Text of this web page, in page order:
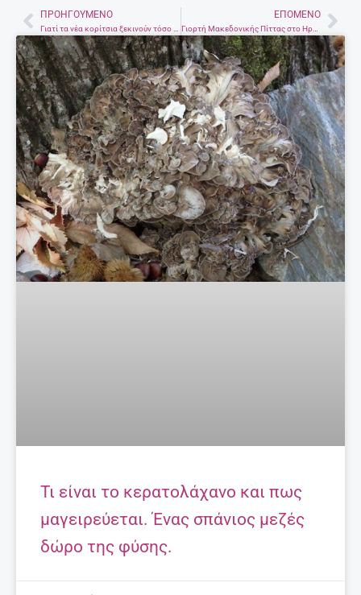
Prev
ΠΡΟΗΓΟΎΜΕΝΟ ΕΠΌΜΕΝΟ
Γιορτή Μακεδονικής Πίττας στο Ηράκλειο!
Τι είναι το κερατολάχανο και πως
μαγειρεύεται. Ένας σπάνιος μεζές
δώρο της φύσης.